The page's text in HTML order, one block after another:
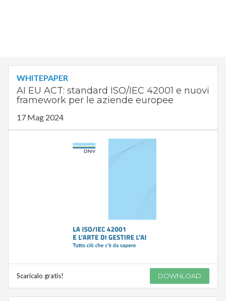
WHITEPAPER
AI EU ACT: standard ISO/IEC 42001 e nuovi
framework per le aziende europee
17 Mag 2024
Scaricalo gratis! DOWNLOAD